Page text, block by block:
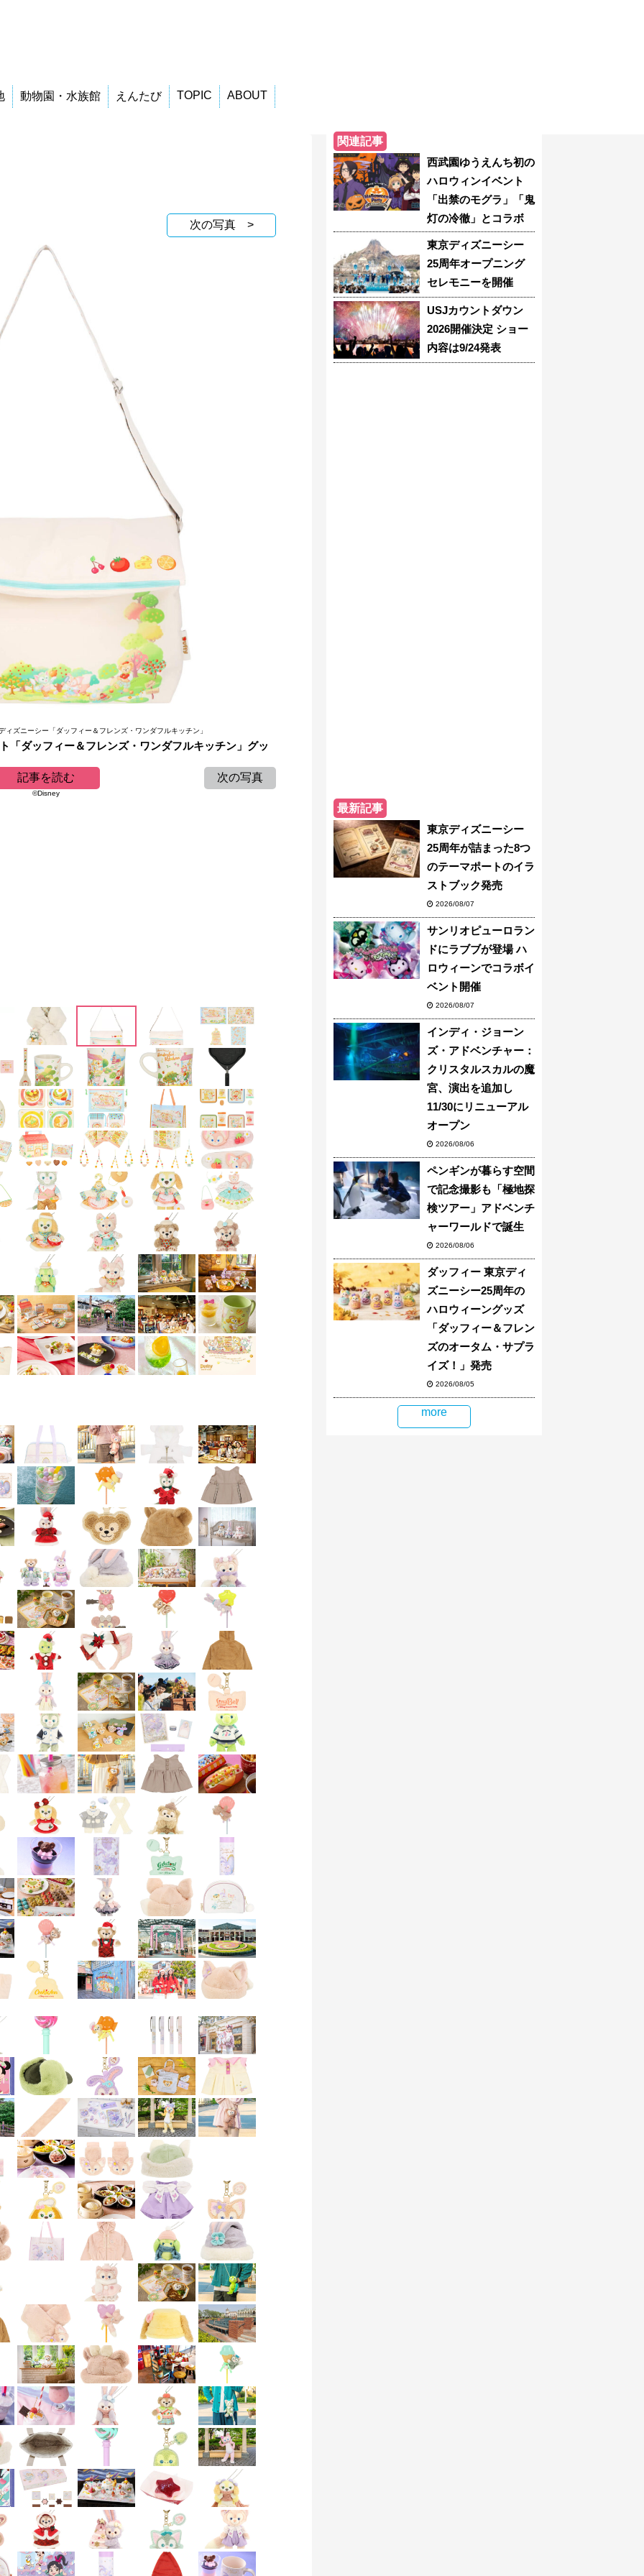
動物園・水族館 えんたび TOPIC ABOUT
次の写真 >
ズニーシー「ダッフィー＆フレンズ・ワンダフルキッチン」
「ダッフィー＆フレンズ・ワンダフルキッチン」グッ
記事を読む 次の写真
©Disney
関連記事
西武園ゆうえんち初の
ハロウィンイベント
「出禁のモグラ」「鬼
灯の冷徹」とコラボ
東京ディズニーシー
25周年オープニング
セレモニーを開催
USJカウントダウン
2026開催決定 ショー
内容は9/24発表
最新記事
東京ディズニーシー
25周年が詰まった8つ
のテーマポートのイラ
ストブック発売
2026/08/07
サンリオピューロラン
ドにラブブが登場 ハ
ロウィーンでコラボイ
ベント開催
2026/08/07
インディ・ジョーン
ズ・アドベンチャー：
クリスタルスカルの魔
宮、演出を追加し
11/30にリニューアル
オープン
2026/08/06
ペンギンが暮らす空間
で記念撮影も「極地探
検ツアー」アドベンチ
ャーワールドで誕生
2026/08/06
ダッフィー 東京ディ
ズニーシー25周年の
ハロウィーングッズ
「ダッフィー＆フレン
ズのオータム・サプラ
イズ！」発売
2026/08/05
more